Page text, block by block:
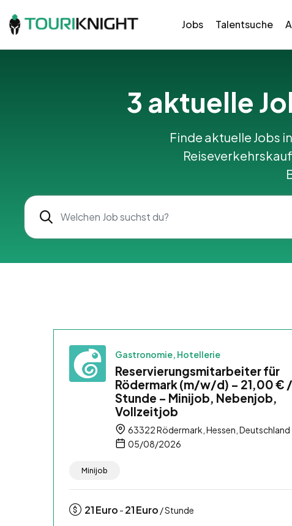
Jobs Talentsuche
3 aktuelle
Finde aktuelle Jobs
Gastronomie, Hotellerie
Reservierungsmitarbeiter für
Rödermark (m/w/d) – 21,00 € /
Stunde – Minijob, Nebenjob,
Vollzeitjob
63322 Rödermark, Hessen, Deutschland
05/08/2026
Minijob
21Euro - 21Euro / Stunde